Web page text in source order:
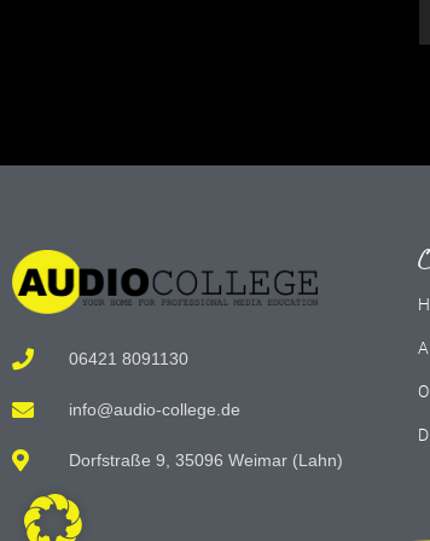
06421 8091130
info@audio-college.de
Dorfstraße 9, 35096 Weimar (Lahn)